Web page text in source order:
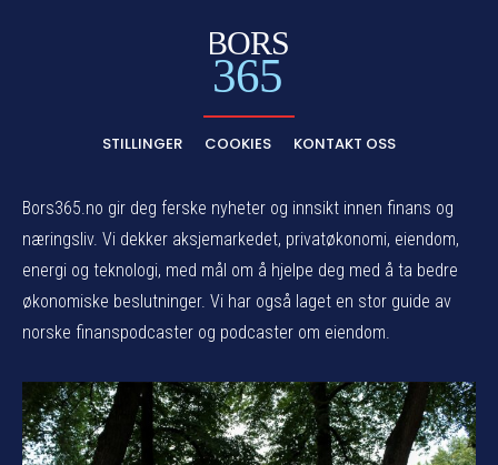
BORS
365
STILLINGER COOKIES KONTAKT OSS
Bors365.no gir deg ferske nyheter og innsikt innen finans og
næringsliv. Vi dekker aksjemarkedet, privatøkonomi, eiendom,
energi og teknologi, med mål om å hjelpe deg med å ta bedre
økonomiske beslutninger. Vi har også laget en stor guide av
norske finanspodcaster og podcaster om eiendom.